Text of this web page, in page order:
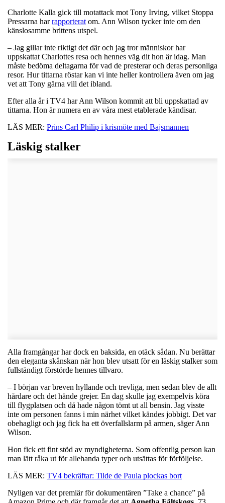
Charlotte Kalla gick till motattack mot Tony Irving, vilket Stoppa
Pressarna harrapporterat om. Ann Wilson tycker inte om den
känslosamme brittens utspel.
– Jag gillar inte riktigt det där och jag tror människor har
uppskattat Charlottes resa och hennes väg dit hon är idag. Man
måste bedöma deltagarna för vad de presterar och deras personliga
resor. Hur tittarna röstar kan vi inte heller kontrollera även om jag
vet att Tony gärna vill det ibland.
Efter alla år i TV4 har Ann Wilson kommit att bli uppskattad av
tittarna. Hon är numera en av våra mest etablerade kändisar.
LÄS MER: Prins Carl Philip i krismöte med Bajsmannen
Läskig stalker
Alla framgångar har dock en baksida, en otäck sådan. Nu berättar
den eleganta skånskan när hon blev utsatt för en läskig stalker som
fullständigt förstörde hennes tillvaro.
– I början var breven hyllande och trevliga, men sedan blev de allt
hårdare och det hände grejer. En dag skulle jag exempelvis köra
till flygplatsen och då hade någon tömt ut all bensin. Jag visste
inte om personen fanns i min närhet vilket kändes jobbigt. Det var
obehagligt och jag fick ha ett överfallslarm på armen, säger Ann
Wilson.
Hon fick ett fint stöd av myndigheterna. Som offentlig person kan
man lätt råka ut för allehanda typer och utsättas för förföljelse.
LÄS MER: TV4 bekräftar: Tilde de Paula plockas bort
Nyligen var det premiär för dokumentären ”Take a chance” på